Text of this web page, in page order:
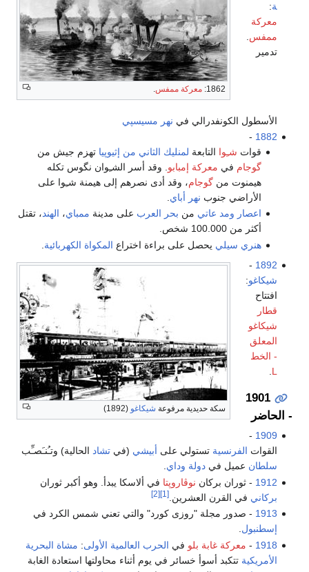
1862: معركة ممفس.
ة:
معركة
ممفس.
تدمير
الأسطول الكونفدرالي في نهر مسيسپي
1882
-
قوات شـِوا التابعة لمنليك الثاني من إثيوپيا تهزم جيش من
گوجام في معركة إمبابو . وقد أسر الشـِوان نگوس تكله
هيمنوت من گوجام، وقد أدى نصرهم إلى هيمنة شـِوا على
الأراضي جنوب نهر أباي
اعصار ومد عاتي من بحر العرب على مدينة ممباي، الهند، تقتل
أكثر من 100.000 شخص.
هنري سيلي يحصل على براءة اختراع المكواة الكهربائية
سكة حديدية مرفوعة شيكاغو (1892)
1892
-
شيكاغو:
افتتاح
قطار
شيكاغو
المعلق
- الخط
L
1901
- الحاضر
1909
-
القوات الفرنسية تستولي على أبيشي (فيتشاد الحالية) وتـُنـَصـِّب
سلطان عميل فيدولة وداي.
1912 - ثوران بركان نوڤاروپتا في ألاسكا يبدأ. وهو أكبر ثوران
بركاني في القرن العشرين.[1]
[2]
1913 - صدور مجلة "روزى كورد" والتي تعني شمس الكرد في
إسطنبول
1918
- معركة غابة بلو في الحرب العالمية الأولى: مشاة البحرية
الأمريكية تتكبد أسوأ خسائر في يوم أثناء محاولتها استعادة الغابة